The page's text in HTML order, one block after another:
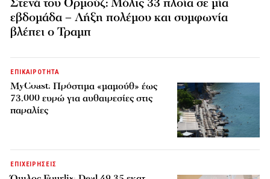
εβδομάδα – Λήξη πολέμου και συμφωνία
βλέπει ο Τραμπ
ΕΠΙΚΑΙΡΟΤΗΤΑ
MyCoast: Πρόστιμα «μαμούθ» έως
73.000 ευρώ για αυθαιρεσίες στις
παραλίες
ΕΠΙΧΕΙΡΗΣΕΙΣ